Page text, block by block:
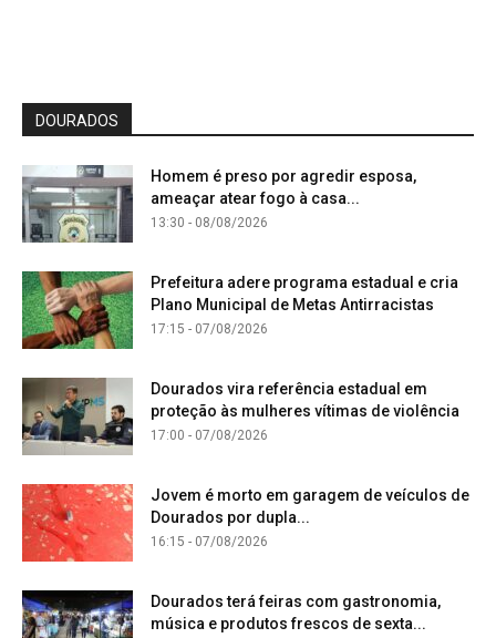
DOURADOS
Homem é preso por agredir esposa,
ameaçar atear fogo à casa...
13:30 - 08/08/2026
Prefeitura adere programa estadual e cria
Plano Municipal de Metas Antirracistas
17:15 - 07/08/2026
Dourados vira referência estadual em
proteção às mulheres vítimas de violência
17:00 - 07/08/2026
Jovem é morto em garagem de veículos de
Dourados por dupla...
16:15 - 07/08/2026
Dourados terá feiras com gastronomia,
música e produtos frescos de sexta...